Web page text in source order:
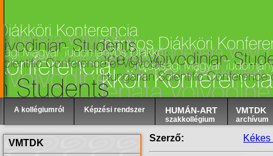
A kollégiumról Képzési rendszer HUMÁN-ART
szakkollégium
VMTDK
archívum
VMTDK Szerző: